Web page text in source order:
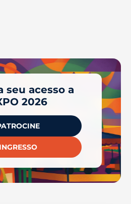
seu acesso a
2026
INGRESSO